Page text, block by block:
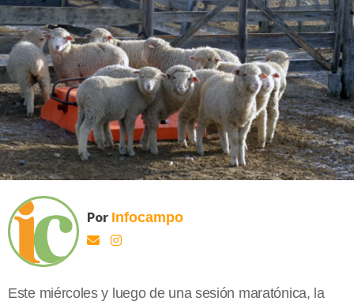
Por Infocampo
Este miércoles y luego de una sesión maratónica, la